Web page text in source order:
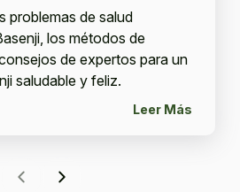
problemas de salud
los métodos de
de expertos para un
saludable y feliz.
Leer Más